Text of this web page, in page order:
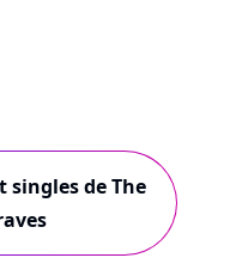
singles de The